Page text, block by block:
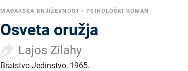
MAĐARSKA KNJIŽEVNOST •PSIHOLOŠKI ROMAN
Osveta oružja
Lajos Zilahy
Bratstvo-Jedinstvo, 1965.